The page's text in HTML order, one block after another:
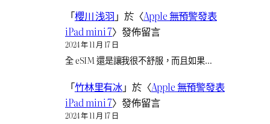
「櫻川 浅羽 」於〈Apple 無預警發表
iPad mini 7〉發佈留言
2024 年 11 月 17 日
全 eSIM 還是讓我很不舒服，而且如果…
「竹林里有冰」於〈Apple 無預警發表
iPad mini 7〉發佈留言
2024 年 11 月 17 日